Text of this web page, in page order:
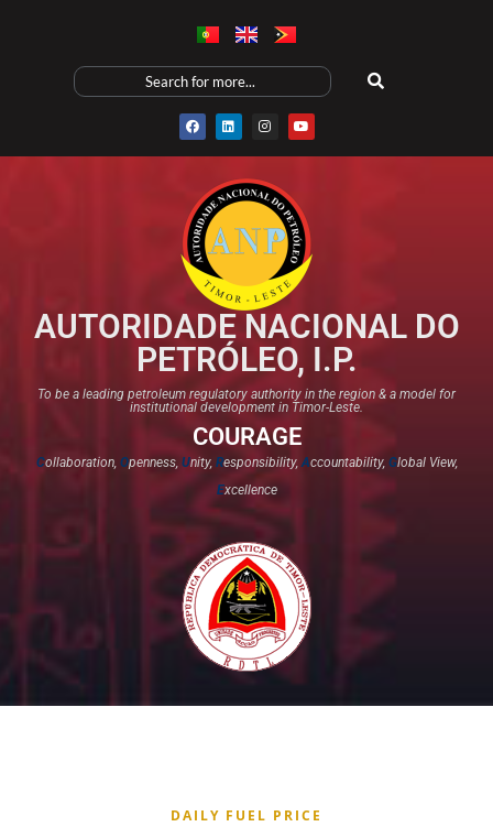
AUTORIDADE NACIONAL DO
PETRÓLEO, I.P.
To be a leading petroleum regulatory authority in the region & a model for
institutional development in Timor-Leste.
COURAGE
Collaboration, Openness, Unity, Responsibility,Accountability, Global View,
Excellence​
DAILY FUEL PRICE